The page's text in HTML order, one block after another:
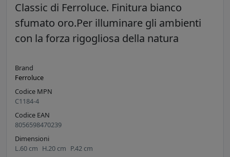
Classic di Ferroluce. Finitura bianco
sfumato oro.Per illuminare gli ambienti
con la forza rigogliosa della natura
Brand
Ferroluce
Codice MPN
C1184-4
Codice EAN
8056598470239
Dimensioni
L.60 cm H.20 cm P.42 cm